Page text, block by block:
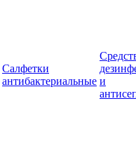
Салфетки
антибактериальные и